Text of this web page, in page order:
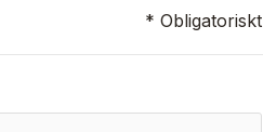
* Obligatoriskt